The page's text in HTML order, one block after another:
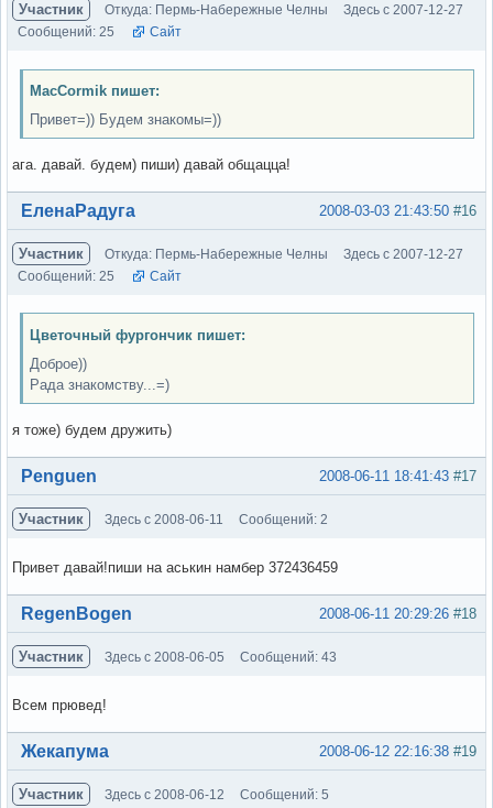
Участник Откуда: Пермь-Набережные Челны
Здесь с 2007-12-27
Сообщений: 25
Сайт
MacCormik пишет:
Привет=)) Будем знакомы=))
ага. давай. будем) пиши) давай общацца!
Вне форума #16
2008-03-03 21:43:50
ЕленаРадуга
Участник Откуда: Пермь-Набережные Челны
Здесь с 2007-12-27
Сообщений: 25
Сайт
Цветочный фургончик пишет:
Доброе))
Рада знакомству...=)
я тоже) будем дружить)
Вне форума #17
2008-06-11 18:41:43
Penguen
Участник Здесь с 2008-06-11 Сообщений: 2
Привет давай!пиши на аськин намбер 372436459
Вне форума #18
2008-06-11 20:29:26
RegenBogen
Участник Здесь с 2008-06-05 Сообщений: 43
Всем прювед!
Вне форума #19
2008-06-12 22:16:38
Жекапума
Участник Здесь с 2008-06-12 Сообщений: 5